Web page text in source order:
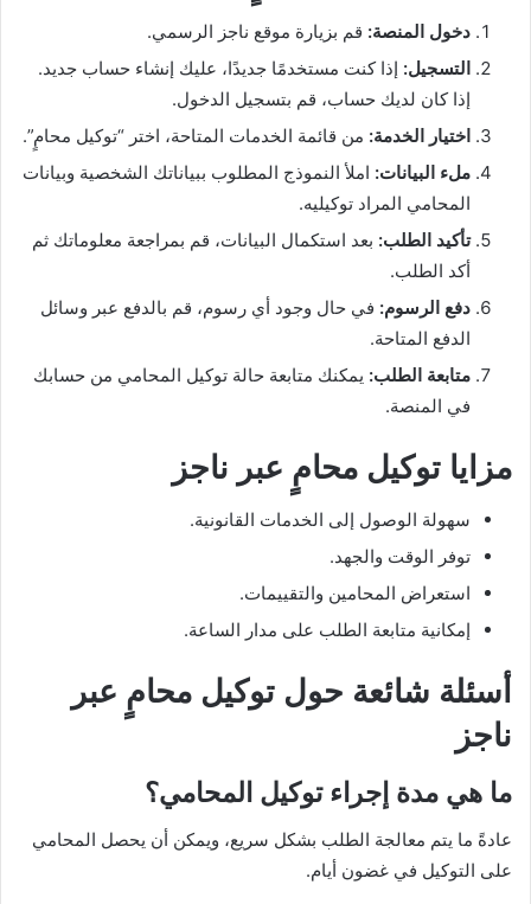
دخول المنصة: قم بزيارة موقع ناجز الرسمي.
التسجيل: إذا كنت مستخدمًا جديدًا، عليك إنشاء حساب جديد.
إذا كان لديك حساب، قم بتسجيل الدخول.
اختيار الخدمة: من قائمة الخدمات المتاحة، اختر “توكيل محامٍ”.
ملء البيانات: املأ النموذج المطلوب ببياناتك الشخصية وبيانات
المحامي المراد توكيليه.
تأكيد الطلب: بعد استكمال البيانات، قم بمراجعة معلوماتك ثم
أكد الطلب.
دفع الرسوم: في حال وجود أي رسوم، قم بالدفع عبر وسائل
الدفع المتاحة.
متابعة الطلب: يمكنك متابعة حالة توكيل المحامي من حسابك
في المنصة.
مزايا توكيل محامٍ عبر ناجز
سهولة الوصول إلى الخدمات القانونية.
توفر الوقت والجهد.
استعراض المحامين والتقييمات.
إمكانية متابعة الطلب على مدار الساعة.
أسئلة شائعة حول توكيل محامٍ عبر
ناجز
ما هي مدة إجراء توكيل المحامي؟
عادةً ما يتم معالجة الطلب بشكل سريع، ويمكن أن يحصل المحامي
على التوكيل في غضون أيام.